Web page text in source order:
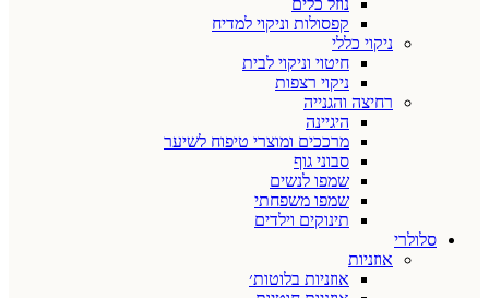
נוזל כלים
קפסולות וניקוי למדיח
ניקוי כללי
חיטוי וניקוי לבית
ניקוי רצפות
רחיצה והגנייה
היגיינה
מרככים ומוצרי טיפוח לשיער
סבוני גוף
שמפו לנשים
שמפו משפחתי
תינוקים וילדים
סלולרי
אוזניות
אוזניות בלוטות׳